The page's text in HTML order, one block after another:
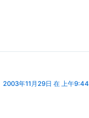
2003年11月29日 在 上午9:44